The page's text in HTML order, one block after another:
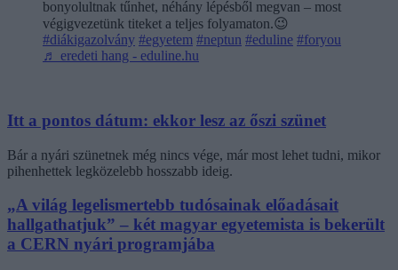
bonyolultnak tűnhet, néhány lépésből megvan – most
végigvezetünk titeket a teljes folyamaton.😉
#diákigazolvány #egyetem #neptun #eduline #foryou
♬ eredeti hang - eduline.hu
Itt a pontos dátum: ekkor lesz az őszi szünet
Bár a nyári szünetnek még nincs vége, már most lehet tudni, mikor
pihenhettek legközelebb hosszabb ideig.
„A világ legelismertebb tudósainak előadásait
hallgathatjuk” – két magyar egyetemista is bekerült
a CERN nyári programjába